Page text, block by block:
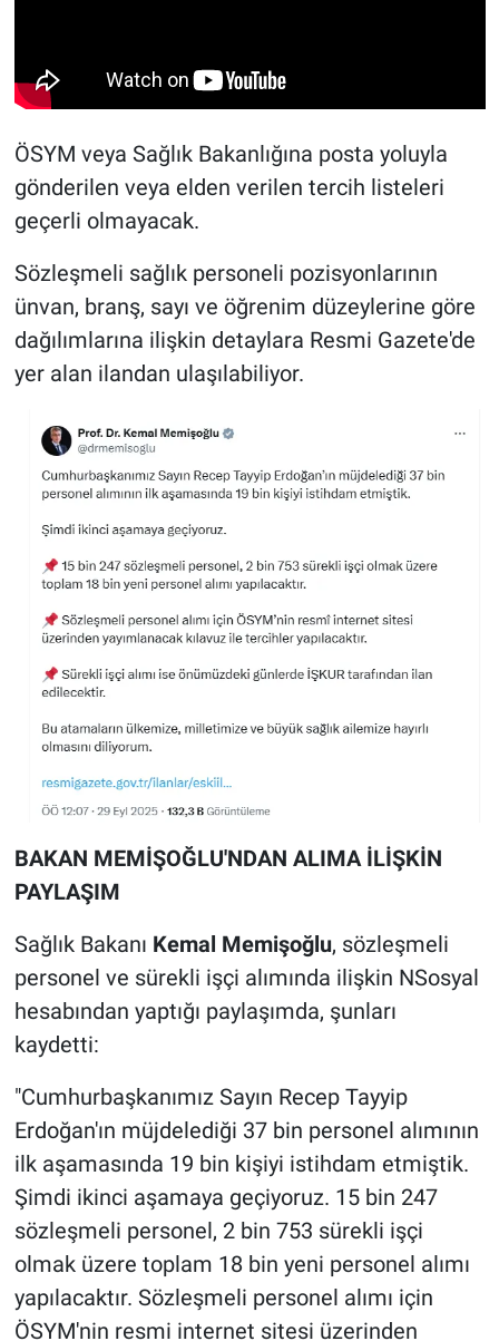
ÖSYM veya Sağlık Bakanlığına posta yoluyla
gönderilen veya elden verilen tercih listeleri
geçerli olmayacak.
Sözleşmeli sağlık personeli pozisyonlarının
ünvan, branş, sayı ve öğrenim düzeylerine göre
dağılımlarına ilişkin detaylara Resmi Gazete'de
yer alan ilandan ulaşılabiliyor.
BAKAN MEMİŞOĞLU'NDAN ALIMA İLİŞKİN
PAYLAŞIM
Sağlık Bakanı Kemal Memişoğlu, sözleşmeli
personel ve sürekli işçi alımında ilişkin NSosyal
hesabından yaptığı paylaşımda, şunları
kaydetti:
"Cumhurbaşkanımız Sayın Recep Tayyip
Erdoğan'ın müjdelediği 37 bin personel alımının
ilk aşamasında 19 bin kişiyi istihdam etmiştik.
Şimdi ikinci aşamaya geçiyoruz. 15 bin 247
sözleşmeli personel, 2 bin 753 sürekli işçi
olmak üzere toplam 18 bin yeni personel alımı
yapılacaktır. Sözleşmeli personel alımı için
ÖSYM'nin resmi internet sitesi üzerinden